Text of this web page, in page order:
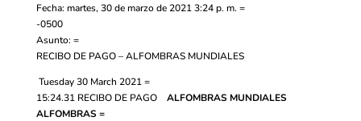
Fecha: martes, 30 de marzo de 2021 3:24 p. m. =
-0500
Asunto: =
RECIBO DE PAGO – ALFOMBRAS MUNDIALES
Tuesday 30 March 2021 =
15:24.31RECIBO DE PAGO
ALFOMBRAS MUNDIALES
ALFOMBRAS =